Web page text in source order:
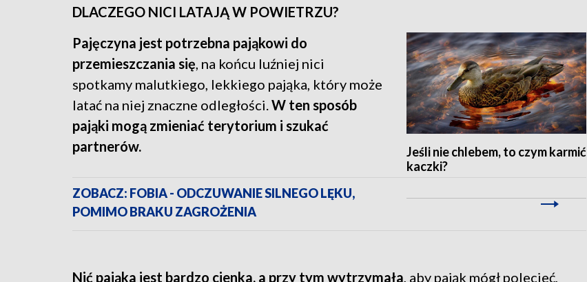
DLACZEGO NICI LATAJĄ W POWIETRZU?
Jeśli nie chlebem, to czym karmić
kaczki?
Pajęczyna jest potrzebna pająkowi do
przemieszczania się, na końcu luźniej nici
spotkamy malutkiego, lekkiego pająka, który może
latać na niej znaczne odległości.W ten sposób
pająki mogą zmieniać terytorium i szukać
partnerów.
ZOBACZ: FOBIA - ODCZUWANIE SILNEGO LĘKU,
POMIMO BRAKU ZAGROŻENIA
Nić pająka jest bardzo cienka, a przy tym wytrzymała, aby pająk mógł polecieć,